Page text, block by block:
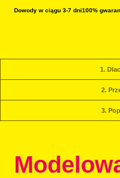
Dowody w ciągu 3-7 dni100%
1.
2.
3.